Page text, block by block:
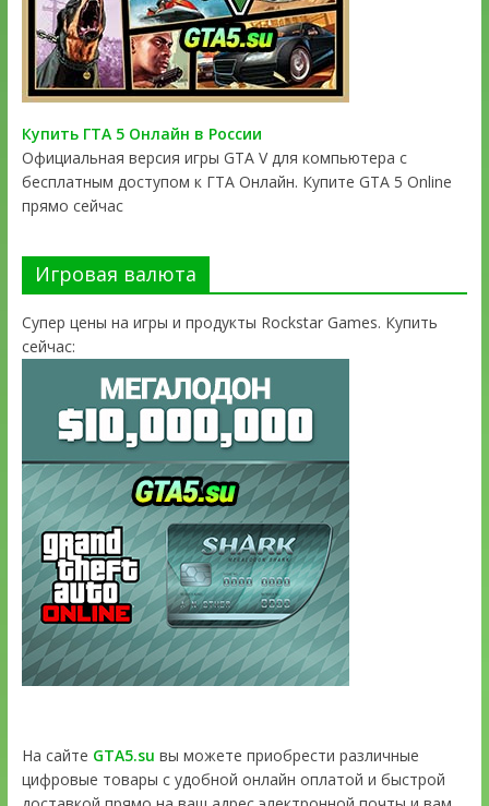
Купить ГТА 5 Онлайн в России
Официальная версия игры GTA V для компьютера с
бесплатным доступом к ГТА Онлайн. Купите GTA 5 Online
прямо сейчас
Игровая валюта
Супер цены на игры и продукты Rockstar Games. Купить
сейчас:
На сайте GTA5.su вы можете приобрести различные
цифровые товары с удобной онлайн оплатой и быстрой